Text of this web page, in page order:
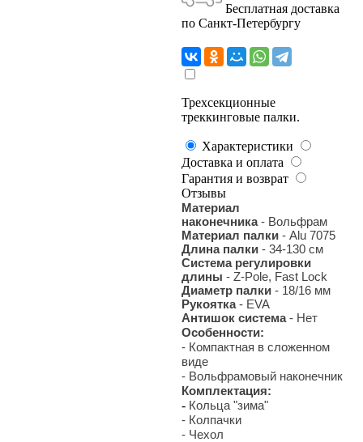
Бесплатная доставка
по Санкт-Петербургу
Трехсекционные
треккинговые палки.
Характеристики
Доставка и оплата
Гарантия и возврат
Отзывы
Материал
наконечника- Вольфрам
Материал палки - Alu 7075
Длина палки - 34-130 см
Система регулировки
длины - Z-Pole, Fast Lock
Диаметр палки - 18/16 мм
Рукоятка- EVA
Антишок система- Нет
Особенности:
- Компактная в сложенном
виде
- Вольфрамовый наконечник
Комплектация:
- Кольца "зима"
- Колпачки
- Чехол